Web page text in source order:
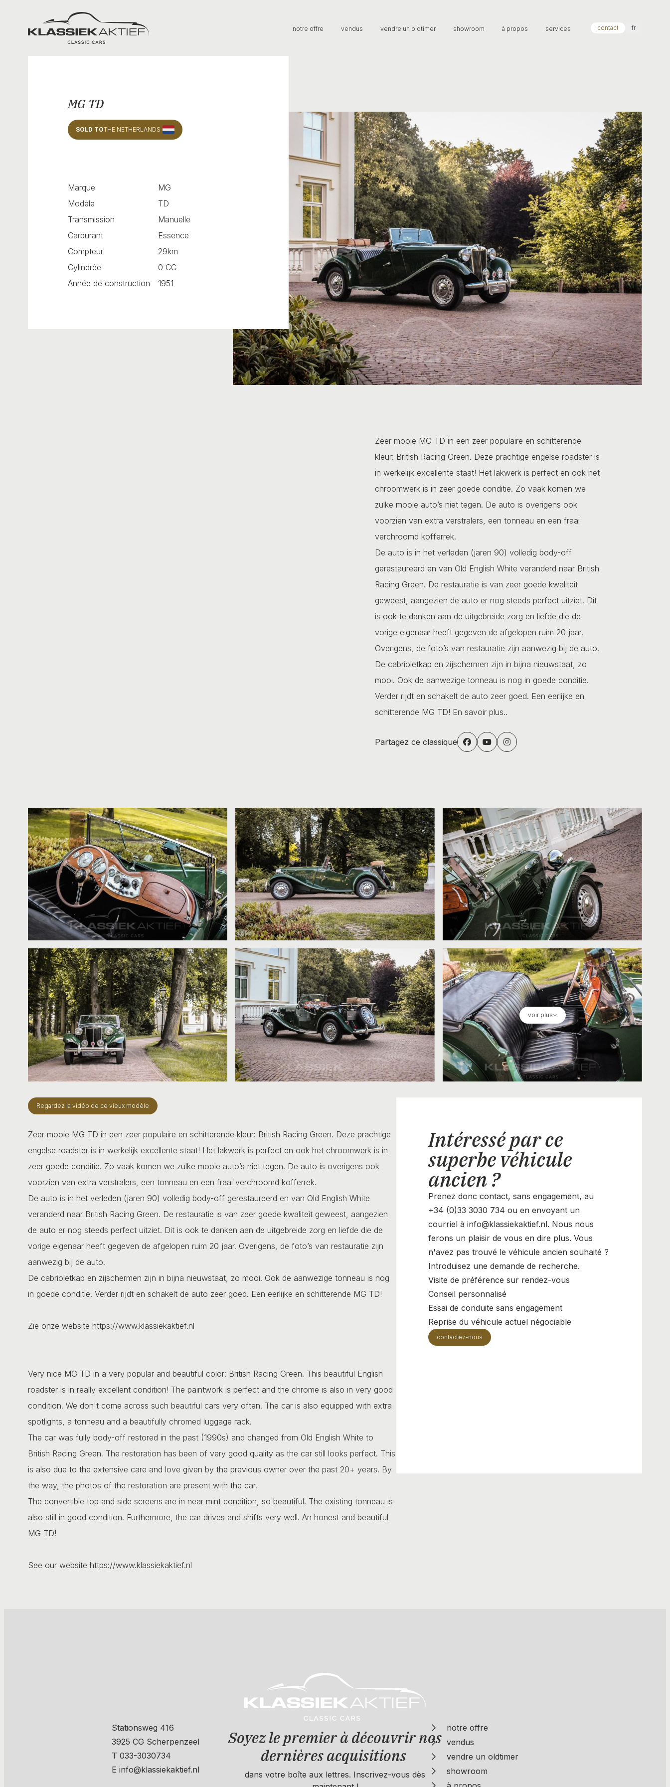
Klassiek Aktief
notre offre vendus vendre un oldtimer showroom à propos services contact fr
MG TD
SOLD TOTHE NETHERLANDS
Marque
MG
Modèle
TD
Transmission
Manuelle
Carburant
Essence
Compteur
29km
Cylindrée
0 CC
Année de construction
1951
Zeer mooie MG TD in een zeer populaire en schitterende
kleur: British Racing Green. Deze prachtige engelse roadster is
in werkelijk excellente staat! Het lakwerk is perfect en ook het
chroomwerk is in zeer goede conditie. Zo vaak komen we
zulke mooie auto’s niet tegen. De auto is overigens ook
voorzien van extra verstralers, een tonneau en een fraai
verchroomd kofferrek.
De auto is in het verleden (jaren 90) volledig body-off
gerestaureerd en van Old English White veranderd naar British
Racing Green. De restauratie is van zeer goede kwaliteit
geweest, aangezien de auto er nog steeds perfect uitziet. Dit
is ook te danken aan de uitgebreide zorg en liefde die de
vorige eigenaar heeft gegeven de afgelopen ruim 20 jaar.
Overigens, de foto’s van restauratie zijn aanwezig bij de auto.
De cabrioletkap en zijschermen zijn in bijna nieuwstaat, zo
mooi. Ook de aanwezige tonneau is nog in goede conditie.
Verder rijdt en schakelt de auto zeer goed. Een eerlijke en
schitterende MG TD! En savoir plus..
Partagez ce classique
voir plus
Regardez la vidéo de ce vieux modèle
Zeer mooie MG TD in een zeer populaire en schitterende kleur: British Racing Green. Deze prachtige
engelse roadster is in werkelijk excellente staat! Het lakwerk is perfect en ook het chroomwerk is in
zeer goede conditie. Zo vaak komen we zulke mooie auto’s niet tegen. De auto is overigens ook
voorzien van extra verstralers, een tonneau en een fraai verchroomd kofferrek.
De auto is in het verleden (jaren 90) volledig body-off gerestaureerd en van Old English White
veranderd naar British Racing Green. De restauratie is van zeer goede kwaliteit geweest, aangezien
de auto er nog steeds perfect uitziet. Dit is ook te danken aan de uitgebreide zorg en liefde die de
vorige eigenaar heeft gegeven de afgelopen ruim 20 jaar. Overigens, de foto’s van restauratie zijn
aanwezig bij de auto.
De cabrioletkap en zijschermen zijn in bijna nieuwstaat, zo mooi. Ook de aanwezige tonneau is nog
in goede conditie. Verder rijdt en schakelt de auto zeer goed. Een eerlijke en schitterende MG TD!
Zie onze website https://www.klassiekaktief.nl
Very nice MG TD in a very popular and beautiful color: British Racing Green. This beautiful English
roadster is in really excellent condition! The paintwork is perfect and the chrome is also in very good
condition. We don't come across such beautiful cars very often. The car is also equipped with extra
spotlights, a tonneau and a beautifully chromed luggage rack.
The car was fully body-off restored in the past (1990s) and changed from Old English White to
British Racing Green. The restoration has been of very good quality as the car still looks perfect. This
is also due to the extensive care and love given by the previous owner over the past 20+ years. By
the way, the photos of the restoration are present with the car.
The convertible top and side screens are in near mint condition, so beautiful. The existing tonneau is
also still in good condition. Furthermore, the car drives and shifts very well. An honest and beautiful
MG TD!
See our website https://www.klassiekaktief.nl
Intéressé par ce
superbe véhicule
ancien ?
Prenez donc contact, sans engagement, au
+34 (0)33 3030 734 ou en envoyant un
courriel à info@klassiekaktief.nl. Nous nous
ferons un plaisir de vous en dire plus. Vous
n'avez pas trouvé le véhicule ancien souhaité ?
Introduisez une demande de recherche.
Visite de préférence sur rendez-vous
Conseil personnalisé
Essai de conduite sans engagement
Reprise du véhicule actuel négociable
contactez-nous
Stationsweg 416
3925 CG Scherpenzeel
T 033-3030734
E info@klassiekaktief.nl
Soyez le premier à découvrir nos
dernières acquisitions
dans votre boîte aux lettres. Inscrivez-vous dès
notre offre
vendus
vendre un oldtimer
showroom